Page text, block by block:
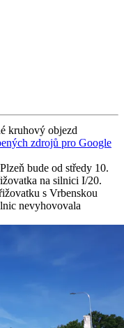
kruhový objezd
zdrojů pro Google
bude od středy 10.
na silnici I/20.
s Vrbenskou
nevyhovovala